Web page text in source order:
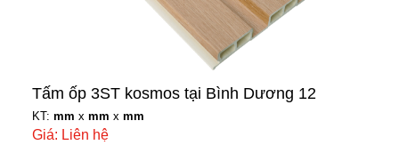
Tấm ốp 3ST kosmos tại Bình Dương 12
KT: mm x mm x mm
Giá: Liên hệ